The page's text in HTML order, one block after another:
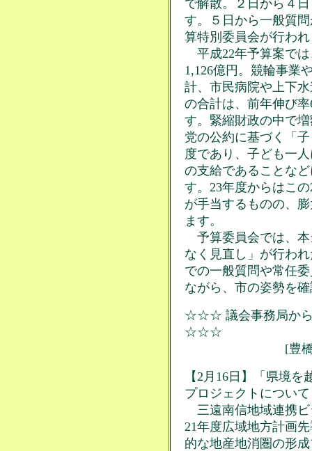
で解散。２日から４
す。５日から一般質
算特別委員会が行わ
平成22年予算案では
1,126億円。競輪事業
計、市民病院や上下
の合計は、前年伸び
す。緊縮財政の中で
党の公約に基づく「
度であり、子ども一
の支給であることな
す。23年度からはこ
が手当するものの、
ます。
予算委員会では、本
なく見直し」が行わ
での一般質問や常任
ながら、市の姿勢を
☆☆☆ 議会事務局か
☆☆☆
[豊橋市関連
【2月16日】「県境
プロジェクトについて
三遠南信地域連携ビ
21年度広域地方計画
的な地産地消圏の形